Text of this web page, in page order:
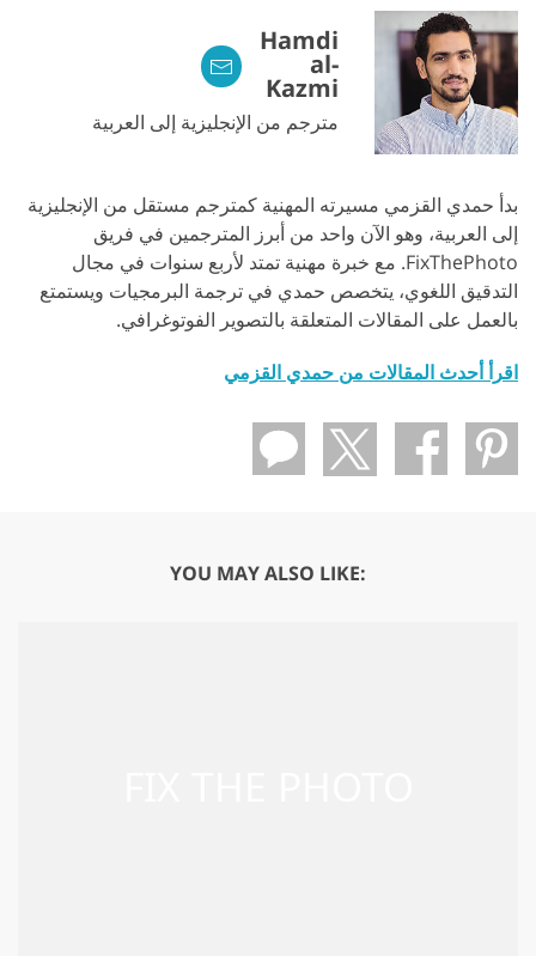
Hamdi
al-
Kazmi
مترجم من الإنجليزية إلى العربية
بدأ حمدي القزمي مسيرته المهنية كمترجم مستقل من الإنجليزية
إلى العربية، وهو الآن واحد من أبرز المترجمين في فريق
FixThePhoto. مع خبرة مهنية تمتد لأربع سنوات في مجال
التدقيق اللغوي، يتخصص حمدي في ترجمة البرمجيات ويستمتع
بالعمل على المقالات المتعلقة بالتصوير الفوتوغرافي.
اقرأ أحدث المقالات من حمدي القزمي
YOU MAY ALSO LIKE: